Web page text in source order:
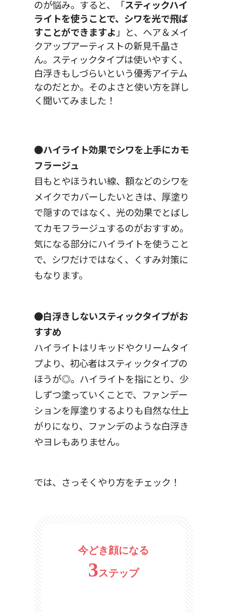
のが悩み。すると、「スティックハイ
ライトを使うことで、シワを光で飛ば
すことができますよ 」と、ヘア＆メイ
クアップアーティストの新見千晶さ
ん。スティックタイプは使いやすく、
白浮きもしづらいという優秀アイテム
なのだとか。そのよさと使い方を詳し
く聞いてみました！
●ハイライト効果でシワを上手にカモ
フラージュ
目もとやほうれい線、額などのシワを
メイクでカバーしたいときは、厚塗り
で隠すのではなく、光の効果でとばし
てカモフラージュするのがおすすめ。
気になる部分にハイライトを使うこと
で、シワだけではなく、くすみ対策に
もなります。
●白浮きしないスティックタイプがお
すすめ
ハイライトはリキッドやクリームタイ
プより、初心者はスティックタイプの
ほうが◎。ハイライトを指にとり、少
しずつ塗っていくことで、ファンデー
ションを厚塗りするよりも自然な仕上
がりになり、ファンデのような白浮き
やヨレもありません。
では、さっそくやり方をチェック！
今どき顔になる
3ステップ